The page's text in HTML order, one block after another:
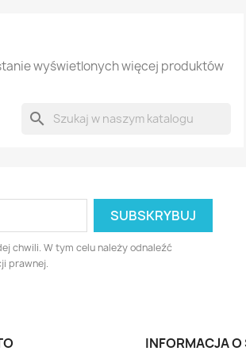
wyświetlonych więcej produktów
search
chwili. W tym celu należy odnaleźć
prawnej.
INFORMACJA O